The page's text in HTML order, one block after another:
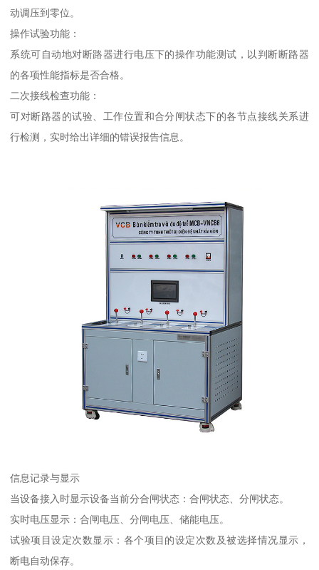
动调压到零位。
操作试验功能：
系统可自动地对断路器进行电压下的操作功能测试，以判断断路器
的各项性能指标是否合格。
二次接线检查功能：
可对断路器的试验、工作位置和合分闸状态下的各节点接线关系进
行检测，实时给出详细的错误报告信息。
信息记录与显示
当设备接入时显示设备当前分合闸状态：合闸状态、分闸状态。
实时电压显示：合闸电压、分闸电压、储能电压。
试验项目设定次数显示：各个项目的设定次数及被选择情况显示，
断电自动保存。